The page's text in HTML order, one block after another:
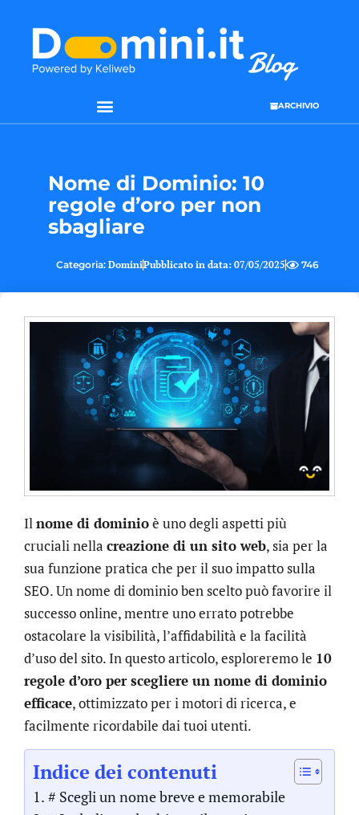
ARCHIVIO
Nome di Dominio: 10
regole d’oro per non
sbagliare
Categoria: DominiPubblicato in data: 07/05/2025 746
Ilnome di dominioè uno degli aspetti più
cruciali nella creazione di un sito web, sia per la
sua funzione pratica che per il suo impatto sulla
SEO. Un nome di dominio ben scelto può favorire il
successo online, mentre uno errato potrebbe
ostacolare la visibilità, l’affidabilità e la facilità
d’uso del sito. In questo articolo, esploreremo le 10
regole d’oro per scegliere un nome di dominio
efficace, ottimizzato per i motori di ricerca, e
facilmente ricordabile dai tuoi utenti.
Indice dei contenuti
# Scegli un nome breve e memorabile